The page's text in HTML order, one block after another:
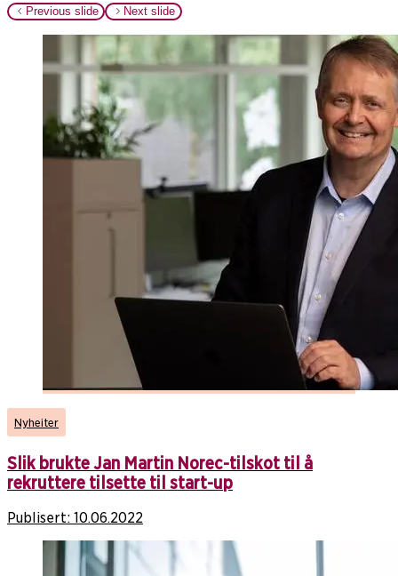
Previous slide Next slide
Nyheiter
Slik brukte Jan Martin Norec-tilskot til å
rekruttere tilsette til start-up
Publisert: 10.06.2022